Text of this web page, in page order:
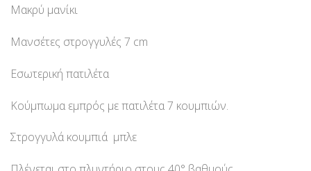
Μακρύ μανίκι
Μανσέτες στρογγυλές 7 cm
Εσωτερική πατιλέτα
Κούμπωμα εμπρός με πατιλέτα 7 κουμπιών.
Στρογγυλά κουμπιά μπλε